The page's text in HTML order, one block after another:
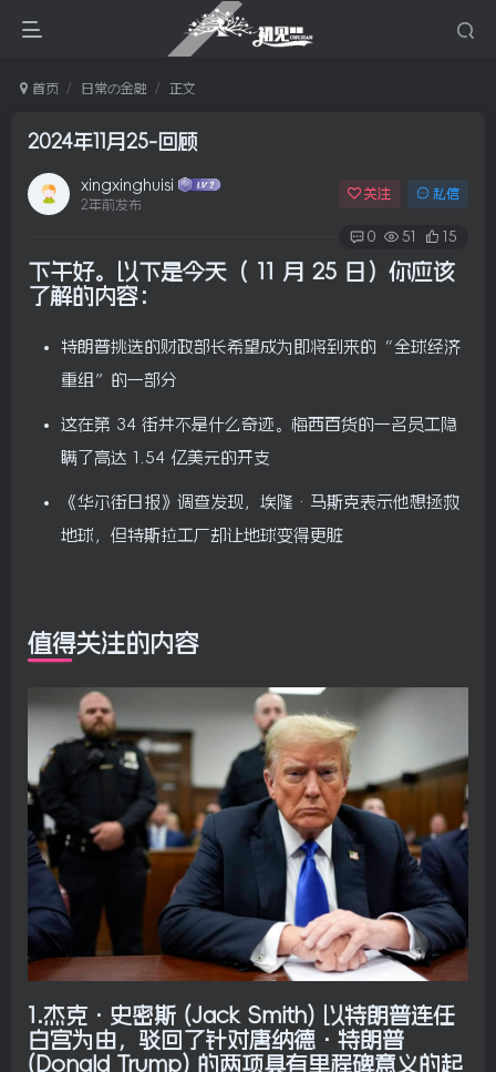
首页 日常の金融 正文
2024年11月25-回顾
xingxinghuisi
2年前发布
关注 私信
0 51 15
下午好。以下是今天（ 11 月 25 日）你应该
了解的内容：
特朗普挑选的财政部长希望成为即将到来的“全球经济
重组”的一部分
这在第 34 街并不是什么奇迹。梅西百货的一名员工隐
瞒了高达 1.54 亿美元的开支
《华尔街日报》调查发现，埃隆·马斯克表示他想拯救
地球，但特斯拉工厂却让地球变得更脏
值得关注的内容
1.杰克·史密斯 (Jack Smith) 以特朗普连任
白宫为由，驳回了针对唐纳德·特朗普
(Donald Trump) 的两项具有里程碑意义的起